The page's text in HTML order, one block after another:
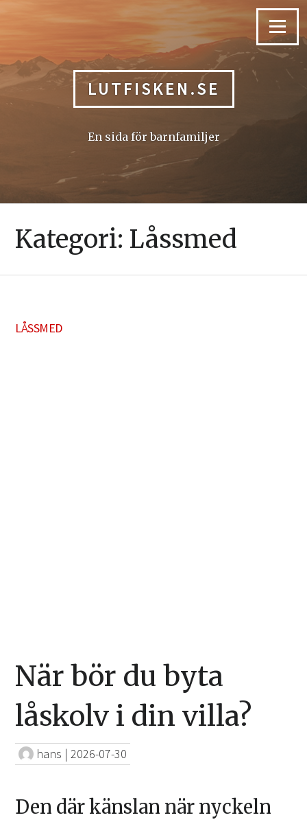
Menu
LUTFISKEN.SE
En sida för barnfamiljer
Kategori: Låssmed
LÅSSMED
När bör du byta
låskolv i din villa?
hans |2026-07-30
Den där känslan när nyckeln